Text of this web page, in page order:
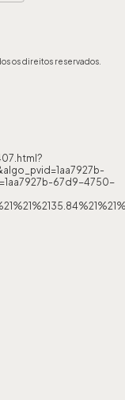
os direitos reservados.
67d9-4750-